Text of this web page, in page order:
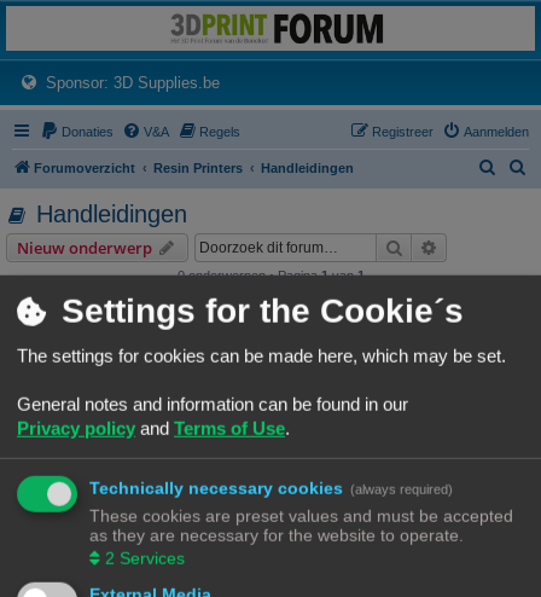
Het 3D print forum van de Benelux na de sluiting van 3dprintforum.nl
Sponsor: 3D Supplies.be(Opens a new tab)
Donaties V&A Regels Aanmelden
Registreer
Forumoverzicht Resin Printers Handleidingen
Handleidingen
Nieuw onderwerp Zoek
0 onderwerpen • Pagina1van1
Er zijn geen onderwerpen of berichten in dit forum.
Ga naar
WIE IS ER ONLINE
Gebruikers op dit forum: Geen geregistreerde gebruikers en 1 gast
FORUMPERMISSIES
Jekunt niet
nieuwe berichten plaatsen in dit forum
Je
kunt niet
reageren op onderwerpen in dit forum
kunt niet
je eigen berichten wijzigen in dit forum
je eigen berichten verwijderen in dit forum
bijlagen plaatsen in dit forum
Forumoverzicht
Settings for the Cookie´s
The settings for cookies can be made here, which may be set.
General notes and information can be found in our
Privacy policy and Terms of Use.
Technically necessary cookies (always required)
These cookies are preset values and must be accepted
as they are necessary for the website to operate.
2 Services